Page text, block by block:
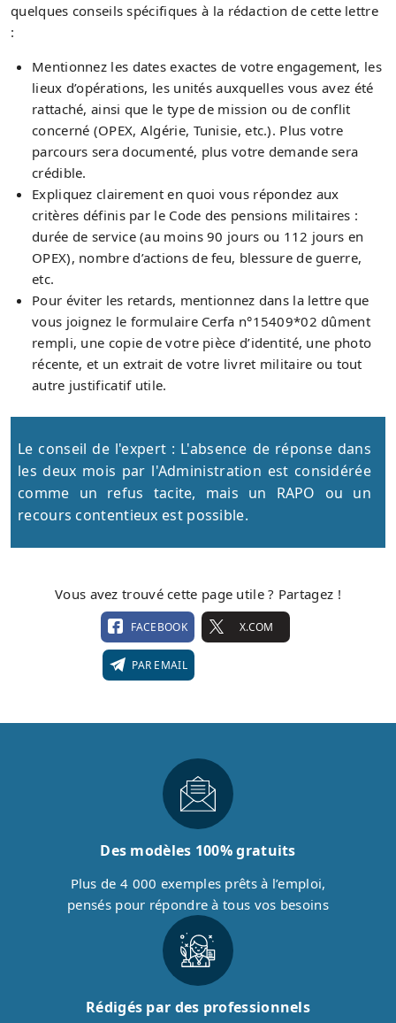
quelques conseils spécifiques à la rédaction de cette lettre
:
Mentionnez les dates exactes de votre engagement, les
lieux d’opérations, les unités auxquelles vous avez été
rattaché, ainsi que le type de mission ou de conflit
concerné (OPEX, Algérie, Tunisie, etc.). Plus votre
parcours sera documenté, plus votre demande sera
crédible.
Expliquez clairement en quoi vous répondez aux
critères définis par le Code des pensions militaires :
durée de service (au moins 90 jours ou 112 jours en
OPEX), nombre d’actions de feu, blessure de guerre,
etc.
Pour éviter les retards, mentionnez dans la lettre que
vous joignez le formulaire Cerfa n°15409*02 dûment
rempli, une copie de votre pièce d’identité, une photo
récente, et un extrait de votre livret militaire ou tout
autre justificatif utile.
Le conseil de l'expert : L'absence de réponse dans
les deux mois par l'Administration est considérée
comme un refus tacite, mais un RAPO ou un
recours contentieux est possible.
Vous avez trouvé cette page utile ? Partagez !
FACEBOOK X.COM
PAR EMAIL
Des modèles 100% gratuits
Plus de 4 000 exemples prêts à l’emploi,
pensés pour répondre à tous vos besoins
Rédigés par des professionnels